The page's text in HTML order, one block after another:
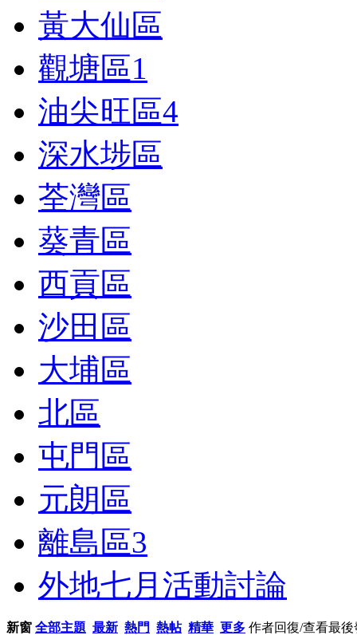
黃大仙區
觀塘區1
油尖旺區4
深水埗區
荃灣區
葵青區
西貢區
沙田區
大埔區
北區
屯門區
元朗區
離島區3
外地七月活動討論
新窗 全部主題 最新 熱門 熱帖 精華 更多 作者回復/查看最後